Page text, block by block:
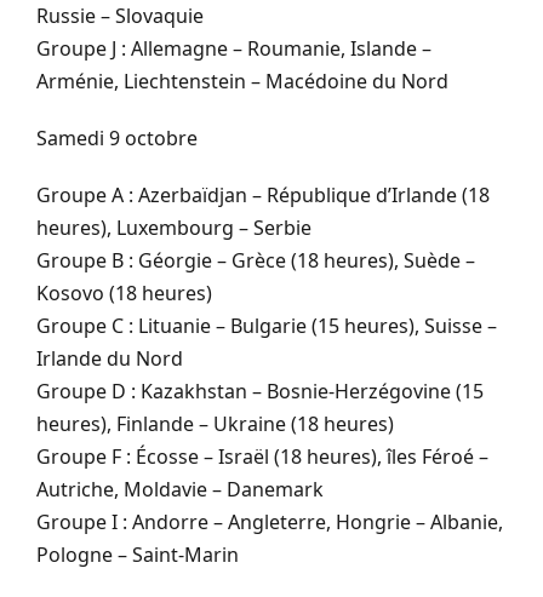
Russie – Slovaquie
Groupe J : Allemagne – Roumanie, Islande –
Arménie, Liechtenstein – Macédoine du Nord
Samedi 9 octobre
Groupe A : Azerbaïdjan – République d’Irlande (18
heures), Luxembourg – Serbie
Groupe B : Géorgie – Grèce (18 heures), Suède –
Kosovo (18 heures)
Groupe C : Lituanie – Bulgarie (15 heures), Suisse –
Irlande du Nord
Groupe D : Kazakhstan – Bosnie-Herzégovine (15
heures), Finlande – Ukraine (18 heures)
Groupe F : Écosse – Israël (18 heures), îles Féroé –
Autriche, Moldavie – Danemark
Groupe I : Andorre – Angleterre, Hongrie – Albanie,
Pologne – Saint-Marin